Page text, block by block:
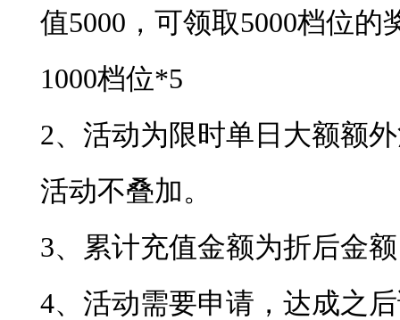
值5000，可领取5000档位
1000档位*5
2、活动为限时单日大额额
活动不叠加。
3、累计充值金额为折后金
4、活动需要申请，达成之